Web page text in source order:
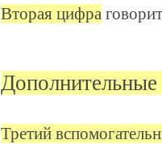
Вторая цифра
Третий